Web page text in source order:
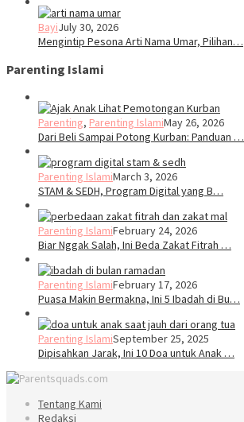
BayiJuly 30, 2026
Mengintip Pesona Arti Nama Umar, Pilihan…
Parenting Islami
Parenting, Parenting IslamiMay 26, 2026
Dari Beli Sampai Potong Kurban: Panduan …
Parenting IslamiMarch 3, 2026
STAM & SEDH, Program Digital yang B…
Parenting IslamiFebruary 24, 2026
Biar Nggak Salah, Ini Beda Zakat Fitrah …
Parenting IslamiFebruary 17, 2026
Puasa Makin Bermakna, Ini 5 Ibadah di Bu…
Parenting IslamiSeptember 25, 2025
Dipisahkan Jarak, Ini 10 Doa untuk Anak …
Tentang Kami
Redaksi